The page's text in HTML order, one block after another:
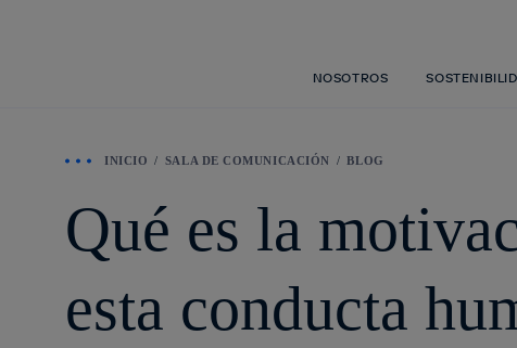
NOSOTROS
INICIO SALA DE COMUNICACIÓN BLOG
Qué es la
esta conducta